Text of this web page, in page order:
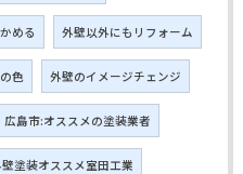
める 外壁以外にもリフォーム
色 外壁のイメージチェンジ
広島市:オススメの塗装業者
塗装オススメ室田工業